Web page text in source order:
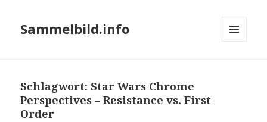
Sammelbild.info
Schlagwort:Star Wars Chrome
Perspectives – Resistance vs. First
Order